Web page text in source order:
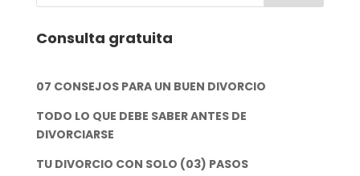
Consulta gratuita
07 CONSEJOS PARA UN BUEN DIVORCIO
TODO LO QUE DEBE SABER ANTES DE
DIVORCIARSE
TU DIVORCIO CON SOLO (03) PASOS